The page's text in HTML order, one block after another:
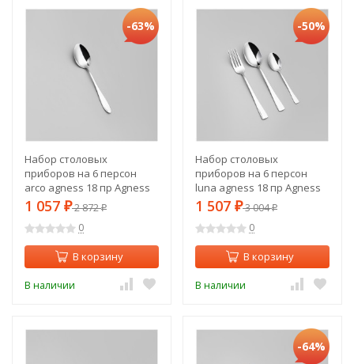
-63%
Набор столовых
приборов на 6 персон
arco agness 18 пр Agness
(942-562)
1 057 ₽2 872₽
0
В корзину
В наличии
-50%
Набор столовых
приборов на 6 персон
luna agness 18 пр Agness
(942-550)
1 507 ₽3 004₽
0
В корзину
В наличии
-64%